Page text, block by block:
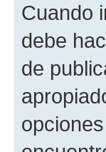
Cuando
debe
de